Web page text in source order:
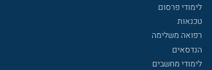
לימודי פרסום
טכנאות
רפואה משלימה
הנדסאים
לימודי מחשבים